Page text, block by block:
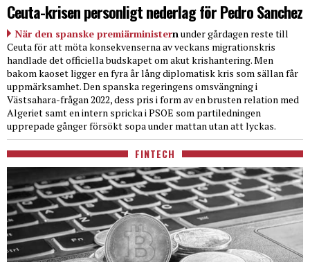
Ceuta-krisen personligt nederlag för Pedro Sanchez
När den spanske premiärministernunder gårdagen reste till
Ceuta för att möta konsekvenserna av veckans migrationskris
handlade det officiella budskapet om akut krishantering. Men
bakom kaoset ligger en fyra år lång diplomatisk kris som sällan får
uppmärksamhet. Den spanska regeringens omsvängning i
Västsahara-frågan 2022, dess pris i form av en brusten relation med
Algeriet samt en intern spricka i PSOE som partiledningen
upprepade gånger försökt sopa under mattan utan att lyckas.
FINTECH